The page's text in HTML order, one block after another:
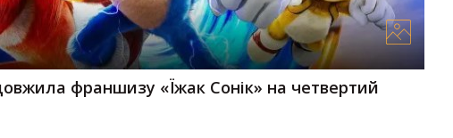
франшизу «Їжак Сонік» на четвертий